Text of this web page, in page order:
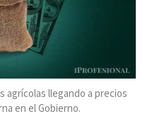
agrícolas llegando a precios
en el Gobierno.